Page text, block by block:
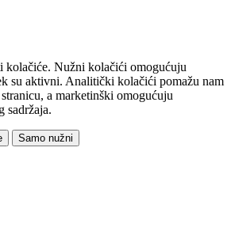
kolačiće. Nužni kolačići omogućuju
su aktivni. Analitički kolačići pomažu nam
a marketinški omogućuju
sadržaja.
Samo nužni